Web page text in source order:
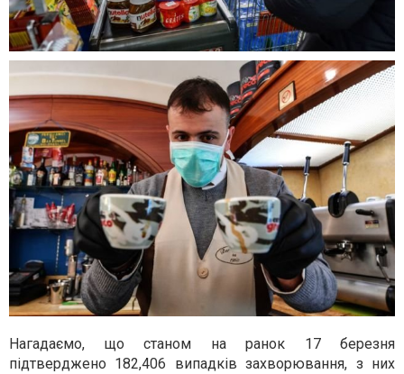
Нагадаємо, що станом на ранок 17 березня
підтверджено 182,406 випадків захворювання, з них